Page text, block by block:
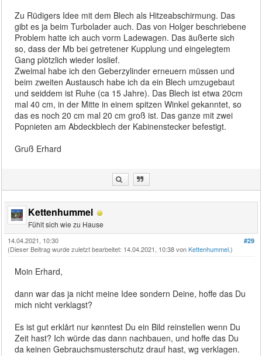
Zu Rüdigers Idee mit dem Blech als Hitzeabschirmung. Das
gibt es ja beim Turbolader auch. Das von Holger beschriebene
Problem hatte ich auch vorm Ladewagen. Das äußerte sich
so, dass der Mb bei getretener Kupplung und eingelegtem
Gang plötzlich wieder loslief.
Zweimal habe ich den Geberzylinder erneuern müssen und
beim zweiten Austausch habe ich da ein Blech umzugebaut
und seiddem ist Ruhe (ca 15 Jahre). Das Blech ist etwa 20cm
mal 40 cm, in der Mitte in einem spitzen Winkel gekanntet, so
das es noch 20 cm mal 20 cm groß ist. Das ganze mit zwei
Popnieten am Abdeckblech der Kabinenstecker befestigt.
Gruß Erhard
Kettenhummel
Fühlt sich wie zu Hause
#29
14.04.2021, 10:30
(Dieser Beitrag wurde zuletzt bearbeitet: 14.04.2021, 10:38 vonKettenhummel.)
Moin Erhard,
dann war das ja nicht meine Idee sondern Deine, hoffe das Du
mich nicht verklagst?
Es ist gut erklårt nur kønntest Du ein Bild reinstellen wenn Du
Zeit hast? Ich würde das dann nachbauen, und hoffe das Du
da keinen Gebrauchsmusterschutz drauf hast, wg verklagen.